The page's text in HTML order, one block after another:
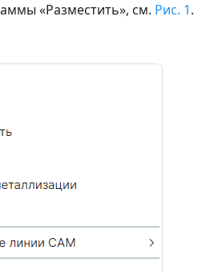
«Разместить», см. Рис. 1.